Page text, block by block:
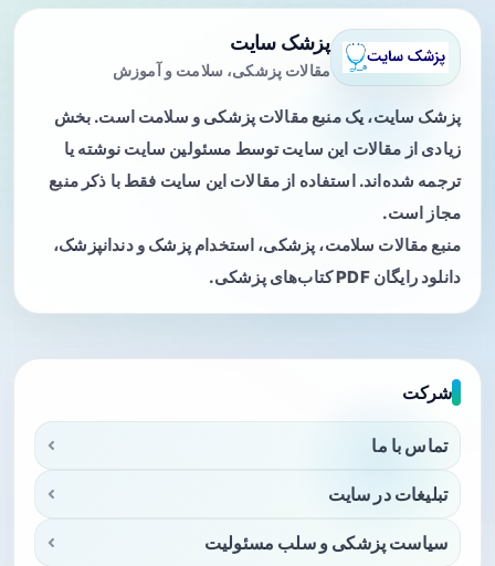
پزشک سایت
مقالات پزشکی، سلامت و آموزش
پزشک سایت، یک منبع مقالات پزشکی و سلامت است. بخش
زیادی از مقالات این سایت توسط مسئولین سایت نوشته یا
ترجمه شده‌اند. استفاده از مقالات این سایت فقط با ذکر منبع
مجاز است.
منبع مقالات سلامت، پزشکی، استخدام پزشک و دندانپزشک،
دانلود رایگان PDF کتاب‌های پزشکی.
شرکت
تماس با ما
تبلیغات در سایت
سیاست پزشکی و سلب مسئولیت